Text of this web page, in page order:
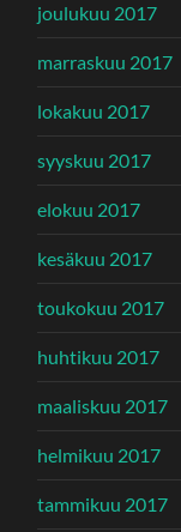
joulukuu 2017
marraskuu 2017
lokakuu 2017
syyskuu 2017
elokuu 2017
kesäkuu 2017
toukokuu 2017
huhtikuu 2017
maaliskuu 2017
helmikuu 2017
tammikuu 2017